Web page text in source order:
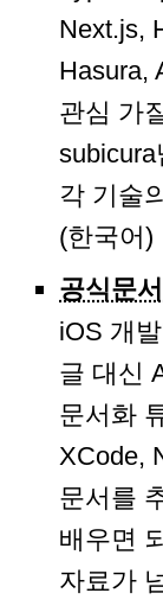
Next.js,
Hasura,
관심 가
각 기술
(한국어)
공식문
iOS 개
글 대신
문서화
XCode,
문서를
배우면
자료가